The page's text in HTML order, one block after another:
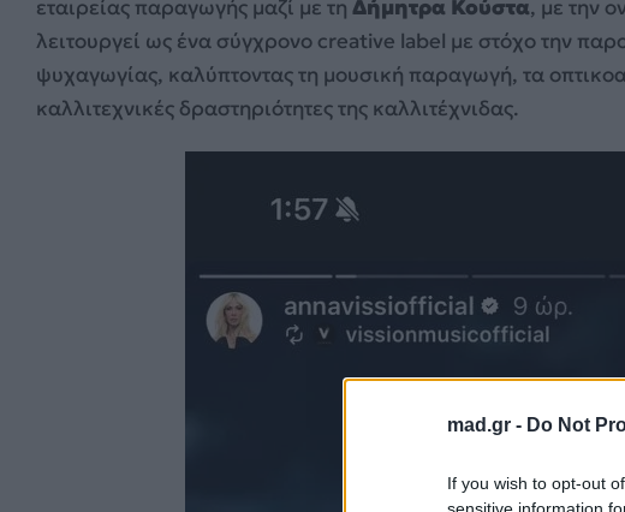
mad.gr - Do Not
If you wish to opt-out
sensitive information
εταιρείας παραγωγής μαζί με τη Δήμητρα Κούστα, με την
λειτουργεί ως ένα σύγχρονο creative label με στόχο την
ψυχαγωγίας, καλύπτοντας τη μουσική παραγωγή, τα
καλλιτεχνικές δραστηριότητες της καλλιτέχνιδας.